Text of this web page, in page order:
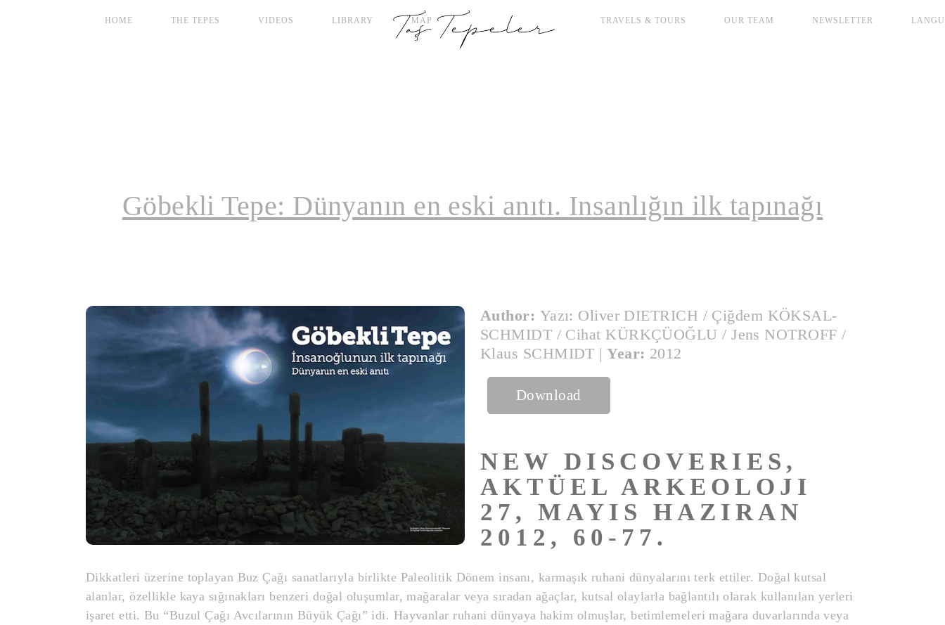
HOME THE TEPES VIDEOS LIBRARY MAP TRAVELS & TOURS OUR TEAM NEWSLETTER
Göbekli Tepe: Dünyanın en eski anıtı. Insanlığın ilk tapınağı
Author: Yazı: Oliver DIETRICH / Çiğdem KÖKSAL-
SCHMIDT / Cihat KÜRKÇÜOĞLU / Jens NOTROFF /
Klaus SCHMIDT |Year: 2012
Download
NEW DISCOVERIES,
AKTÜEL ARKEOLOJI
27, MAYIS HAZIRAN
2012, 60-77.
Dikkatleri üzerine toplayan Buz Çağı sanatlarıyla birlikte Paleolitik Dönem insanı, karmaşık ruhani dünyalarını terk ettiler. Doğal kutsal
alanlar, özellikle kaya sığınakları benzeri doğal oluşumlar, mağaralar veya sıradan ağaçlar, kutsal olaylarla bağlantılı olarak kullanılan yerleri
işaret etti. Bu “Buzul Çağı Avcılarının Büyük Çağı” idi. Hayvanlar ruhani dünyaya hakim olmuşlar, betimlemeleri mağara duvarlarında veya